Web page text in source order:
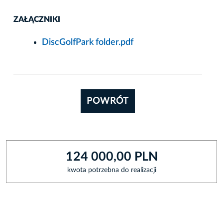
ZAŁĄCZNIKI
DiscGolfPark folder.pdf
POWRÓT
124 000,00 PLN
kwota potrzebna do realizacji